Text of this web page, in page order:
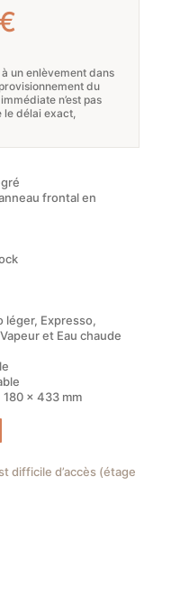
€Le
actuel
est :
557,09 €.
un enlèvement dans
du
n’est pas
le délai exact,
frontal en
Expresso,
et Eau chaude
180 x 433 mm
difficile d’accès (étage